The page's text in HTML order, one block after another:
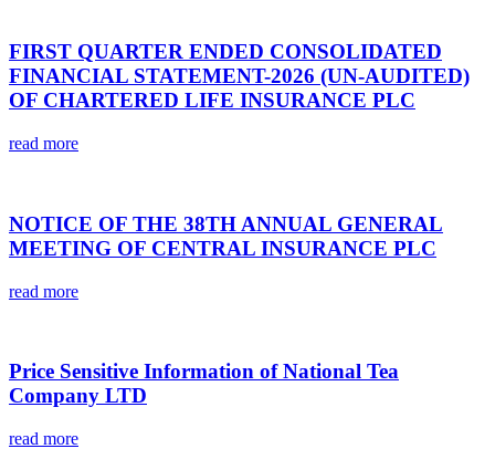
FIRST QUARTER ENDED CONSOLIDATED
FINANCIAL STATEMENT-2026 (UN-AUDITED)
OF CHARTERED LIFE INSURANCE PLC
read more
NOTICE OF THE 38TH ANNUAL GENERAL
MEETING OF CENTRAL INSURANCE PLC
read more
Price Sensitive Information of National Tea
Company LTD
read more